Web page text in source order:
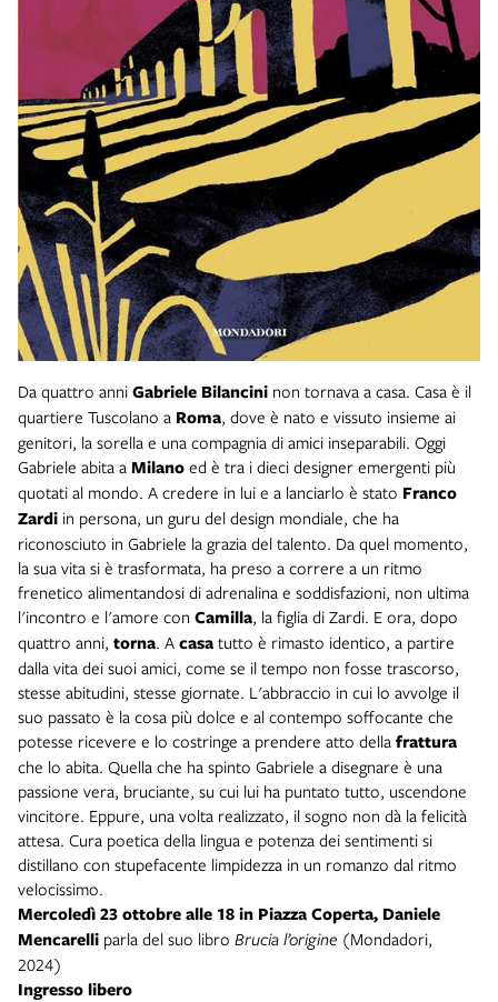
Da quattro anni Gabriele Bilancini non tornava a casa. Casa è il
quartiere Tuscolano a Roma, dove è nato e vissuto insieme ai
genitori, la sorella e una compagnia di amici inseparabili. Oggi
Gabriele abita a Milano ed è tra i dieci designer emergenti più
quotati al mondo. A credere in lui e a lanciarlo è stato Franco
Zardi in persona, un guru del design mondiale, che ha
riconosciuto in Gabriele la grazia del talento. Da quel momento,
la sua vita si è trasformata, ha preso a correre a un ritmo
frenetico alimentandosi di adrenalina e soddisfazioni, non ultima
l'incontro e l'amore con Camilla, la figlia di Zardi. E ora, dopo
quattro anni, torna. A casa tutto è rimasto identico, a partire
dalla vita dei suoi amici, come se il tempo non fosse trascorso,
stesse abitudini, stesse giornate. L'abbraccio in cui lo avvolge il
suo passato è la cosa più dolce e al contempo soffocante che
potesse ricevere e lo costringe a prendere atto della frattura
che lo abita. Quella che ha spinto Gabriele a disegnare è una
passione vera, bruciante, su cui lui ha puntato tutto, uscendone
vincitore. Eppure, una volta realizzato, il sogno non dà la felicità
attesa. Cura poetica della lingua e potenza dei sentimenti si
distillano con stupefacente limpidezza in un romanzo dal ritmo
velocissimo.
Mercoledì 23 ottobrealle 18 in Piazza Coperta, Daniele
Mencarelli parla del suo libro Brucia l’origine (Mondadori,
2024)
Ingresso libero